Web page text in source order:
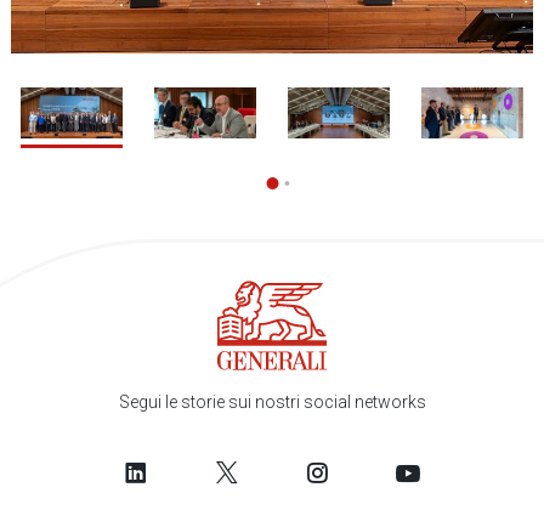
Segui le storie sui nostri social networks